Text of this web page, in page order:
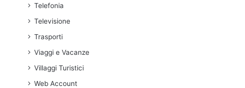
Telefonia
Televisione
Trasporti
Viaggi e Vacanze
Villaggi Turistici
Web Account